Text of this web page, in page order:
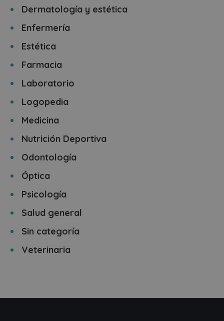
Dermatología y estética
Enfermería
Estética
Farmacia
Laboratorio
Logopedia
Medicina
Nutrición Deportiva
Odontología
Óptica
Psicología
Salud general
Sin categoría
Veterinaria